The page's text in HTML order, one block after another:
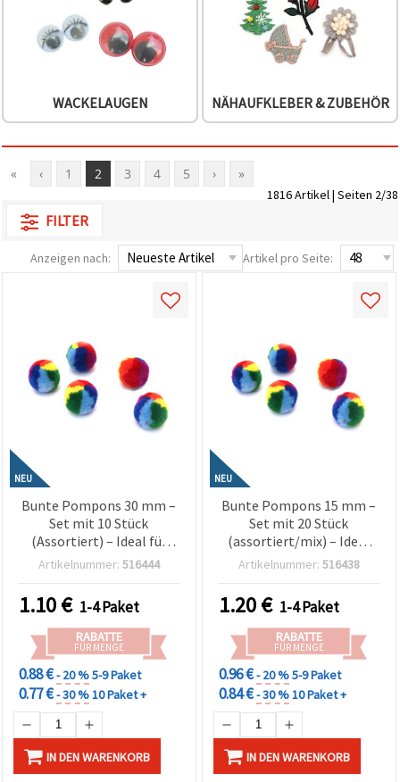
WACKELAUGEN NÄHAUFKLEBER & ZUBEHÖR
« ‹ 1 2 3 4 5 › »
1816 Artikel | Seiten 2/38
FILTER
Anzeigen nach: Artikel pro Seite:
NEU
Bunte Pompons 30 mm –
Set mit 10 Stück
(Assortiert) – Ideal für
Basteln, Dekoration &
Artikelnummer: 516444
1.10€ 1-4 Paket
RABATTE
FÜR MENGE
0.88 €- 20 %5-9 Paket
0.77 €- 30 %10 Paket +
IN DEN WARENKORB
NEU
Bunte Pompons 15 mm –
Set mit 20 Stück
(assortiert/mix) – Ideal
für Basteln, Deko & DIY-
Artikelnummer: 516438
1.20€ 1-4 Paket
RABATTE
FÜR MENGE
0.96 €- 20 %5-9 Paket
0.84 €- 30 %10 Paket +
IN DEN WARENKORB